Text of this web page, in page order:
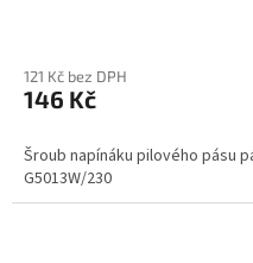
121 Kč bez DPH
146 Kč
Šroub napínáku pilového pásu
G5013W/230